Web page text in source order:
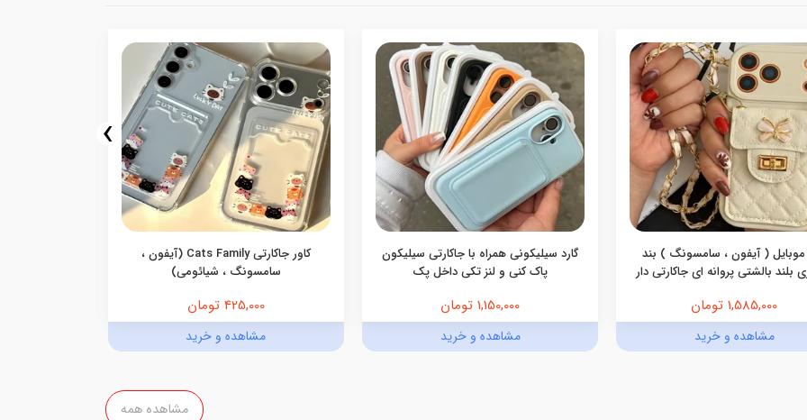
( آیفون ، سامسونگ ) بند
بلند بالشتی پروانه ای جاکارتی دار
1,585,000 تومان
مشاهده و خرید
گارد سیلیکونی همراه با جاکارتی سیلیکون
پاک کنی و لنز تکی داخل پک
1,150,000 تومان
مشاهده و خرید
کاور جاکارتی Cats Family (آیفون ،
سامسونگ ، شیائومی)
425,000 تومان
مشاهده و خرید
›
مشاهده همه